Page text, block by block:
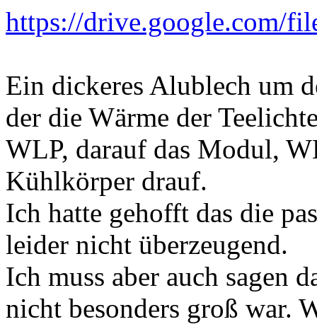
https://drive.google.com/
Ein dickeres Alublech um
der die Wärme der
WLP, darauf das Modul,
Kühlkörper drauf.
Ich hatte gehofft das die
leider nicht überzeugend.
Ich muss aber auch sagen
nicht besonders groß war.